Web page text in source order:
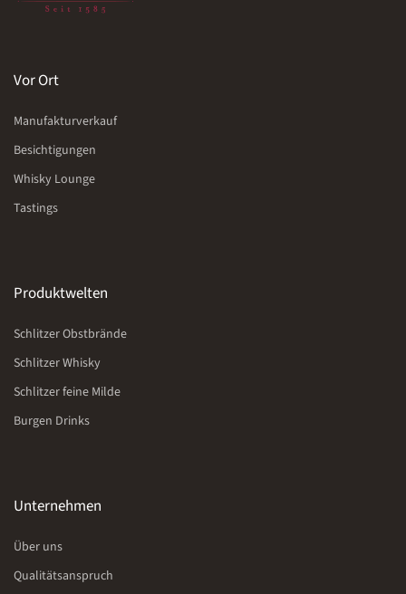
Vor Ort
Manufakturverkauf
Besichtigungen
Whisky Lounge
Tastings
Produktwelten
Schlitzer Obstbrände
Schlitzer Whisky
Schlitzer feine Milde
Burgen Drinks
Unternehmen
Über uns
Qualitätsanspruch